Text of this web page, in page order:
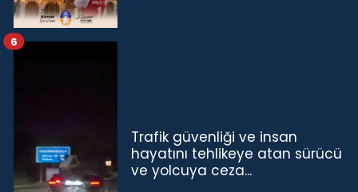
Trafik güvenliği ve insan
hayatını tehlikeye atan sürücü
ve yolcuya ceza...
6